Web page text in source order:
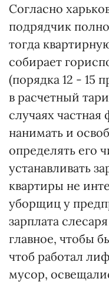
Согласно
подрядчик
тогда
собирает
(порядка 12 - 15
в расчетный
случаях
нанимать и
определять его
устанавливать
квартиры не
уборщиц у
зарплата
главное, чтобы
чтоб работал
мусор,